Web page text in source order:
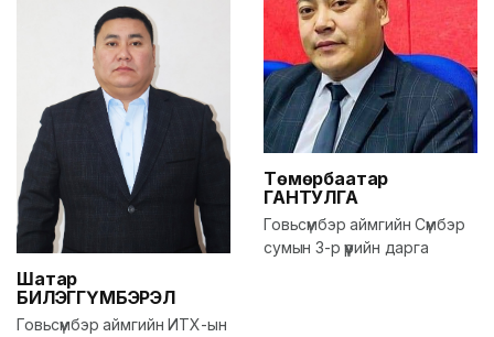
Шатар
БИЛЭГГҮМБЭРЭЛ
Говьсүмбэр аймгийн ИТХ-ын
Төмөрбаатар
ГАНТУЛГА
Говьсүмбэр аймгийн Сүмбэр
сумын 3-р үүрийн дарга